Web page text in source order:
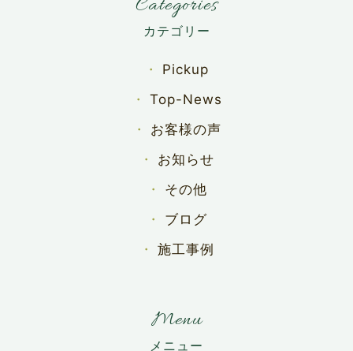
Categories
Pickup
Top-News
お客様の声
お知らせ
その他
ブログ
施工事例
Menu